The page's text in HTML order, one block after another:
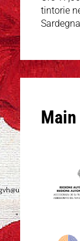
tintorie